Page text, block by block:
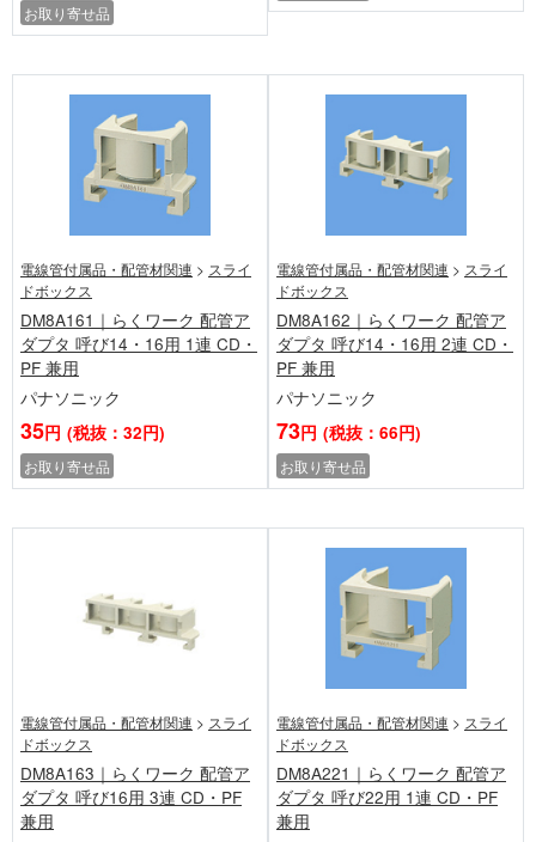
お取り寄せ品
電線管付属品・配管材関連 > スライ
ドボックス
DM8A161｜らくワーク 配管ア
ダプタ 呼び14・16用 1連 CD・
PF 兼用
パナソニック
35円 (税抜：32円)
お取り寄せ品
電線管付属品・配管材関連 > スライ
ドボックス
DM8A162｜らくワーク 配管ア
ダプタ 呼び14・16用 2連 CD・
PF 兼用
パナソニック
73円 (税抜：66円)
お取り寄せ品
電線管付属品・配管材関連 > スライ
ドボックス
DM8A163｜らくワーク 配管ア
ダプタ 呼び16用 3連 CD・PF
兼用
電線管付属品・配管材関連 > スライ
ドボックス
DM8A221｜らくワーク 配管ア
ダプタ 呼び22用 1連 CD・PF
兼用